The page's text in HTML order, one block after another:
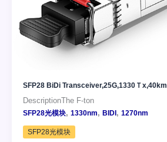
SFP28 BiDi Transceiver,25G,1330Ｔx,40km
DescriptionThe F-ton
SFP28光模块, 1330nm, BIDI, 1270nm
SFP28光模块